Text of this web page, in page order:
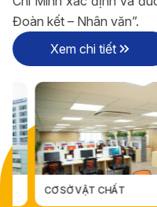
Đoàn kết – Nhân văn”.
Xem chi tiết
CƠ SỞ VẬT CHẤT